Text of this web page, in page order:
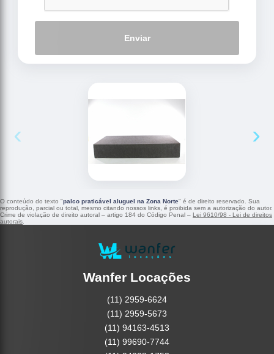
Enviar
‹ ›
O conteúdo do texto "palco praticável aluguel na Zona Norte" é de direito reservado. Sua
reprodução, parcial ou total, mesmo citando nossos links, é proibida sem a autorização do autor.
Crime de violação de direito autoral – artigo 184 do Código Penal – Lei 9610/98 - Lei de direitos
autorais
Wanfer Locações
(11) 2959-6624
(11) 2959-5673
(11) 94163-4513
(11) 99690-7744